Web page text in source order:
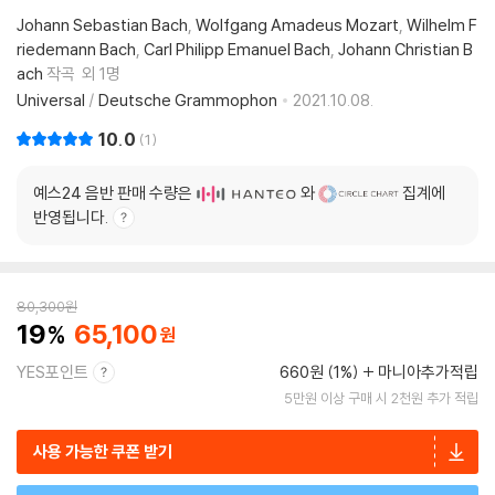
Johann Sebastian Bach Wolfgang Amadeus Mozart Wilhelm F
riedemann Bach Carl Philipp Emanuel Bach Johann Christian B
ach 작곡 외 1명
Universal / Deutsche Grammophon 2021.10.08.
10.0 1
예스24 음반 판매 수량은 와
집계에
반영됩니다.
80,300원
19 65,100
YES포인트 660원 (1%) 마니아추가적립
5만원 이상 구매 시 2천원 추가 적립
사용 가능한 쿠폰 받기